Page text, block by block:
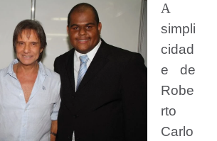
A
simpli
cidad
e de
Robe
rto
Carlo